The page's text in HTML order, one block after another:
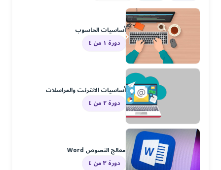
أساسيات الحاسوب
دورة ١ من ٤
أساسيات الانترنت والمراسلات
دورة ٢ من ٤
معالج النصوص Word
دورة ٣ من ٤